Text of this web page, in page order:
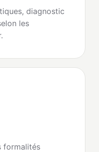
diagnostic
les
formalités